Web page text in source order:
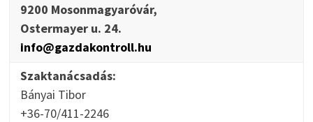
9200 Mosonmagyaróvár,
Ostermayer u. 24.
info@gazdakontroll.hu
Szaktanácsadás:
Bányai Tibor
+36-70/411-2246